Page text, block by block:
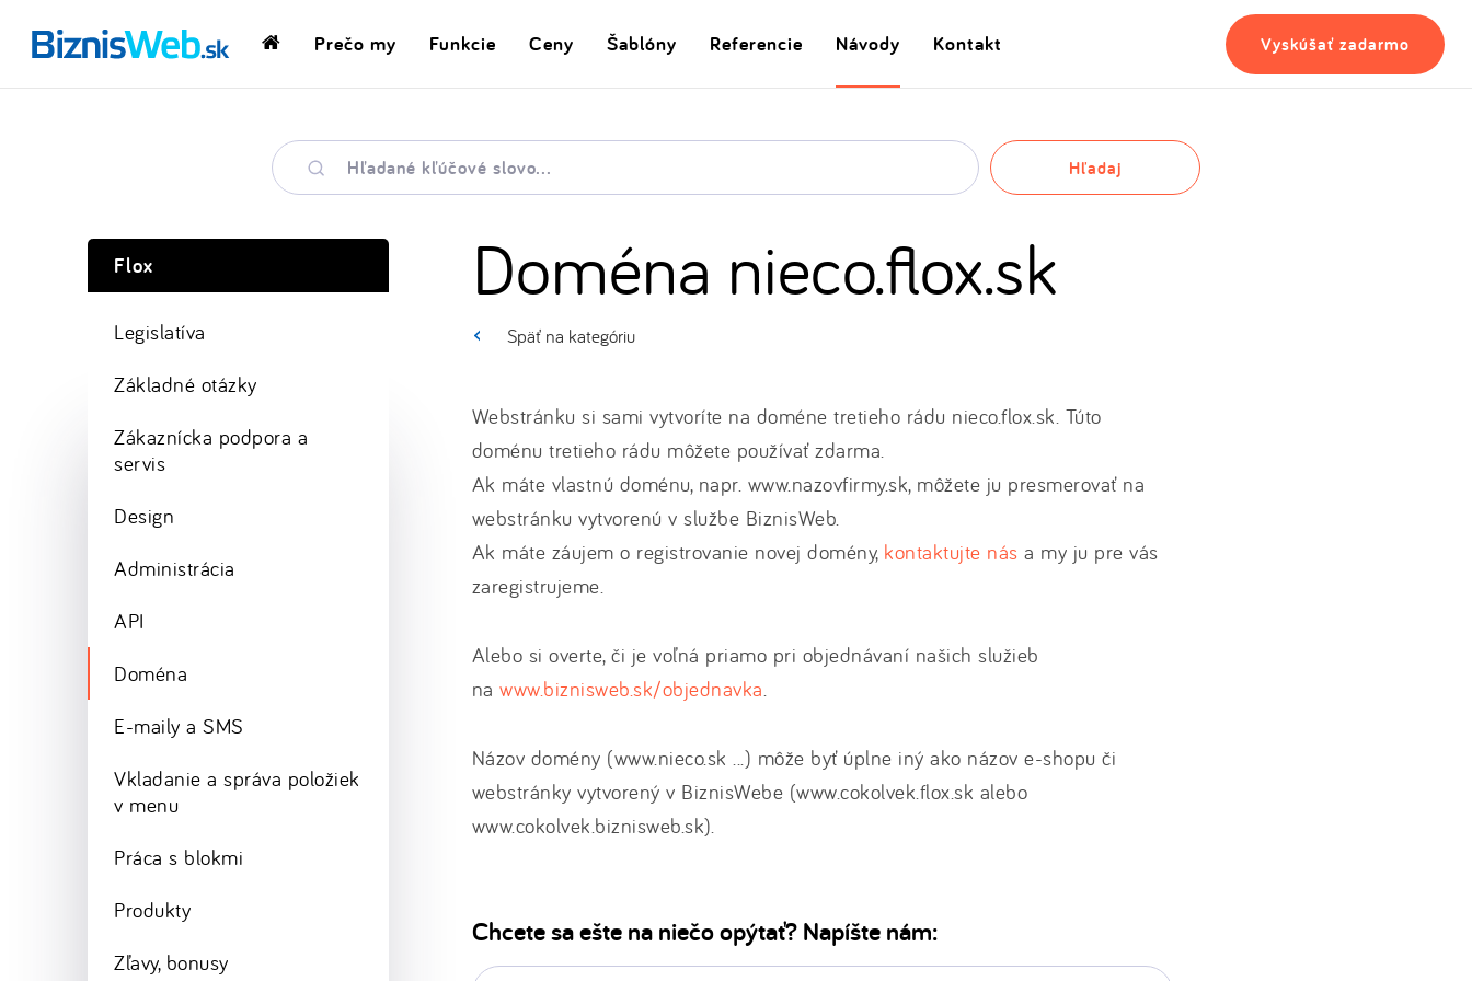
DomovskáPrečo my Funkcie Ceny Šablóny Referencie Návody Kontakt Vyskúšať zadarmo
Hľadané
kľúčové
slovo
Hľadaj
Späť na kategóriu
Doména nieco.flox.sk
Webstránku si sami vytvoríte na doméne tretieho rádu nieco.flox.sk. Túto
doménu tretieho rádu môžete používať zdarma.
Ak máte vlastnú doménu, napr. www.nazovfirmy.sk, môžete ju presmerovať na
webstránku vytvorenú v službe BiznisWeb.
Ak máte záujem o registrovanie novej domény, kontaktujte nás a my ju pre vás
zaregistrujeme.
Alebo si overte, či je voľná priamo pri objednávaní našich služieb
nawww.biznisweb.sk/objednavka.
Názov domény (www.nieco.sk ...) môže byť úplne iný ako názov e-shopu či
webstránky vytvorený v BiznisWebe (www.cokolvek.flox.sk alebo
www.cokolvek.biznisweb.sk).
Chcete sa ešte na niečo opýtať? Napíšte nám:
Flox
Legislatíva
Základné otázky
Zákaznícka podpora a
servis
Design
Administrácia
API
Doména
E-maily a SMS
Vkladanie a správa položiek
v menu
Práca s blokmi
Produkty
Zľavy, bonusy